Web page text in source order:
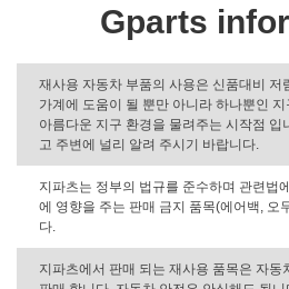
Gparts
재사용 자동차 부품의 사용은 신품대비 저
가계에 도움이 될 뿐만 아니라 하나뿐인
아름다운 지구 환경을 물려주는 시작점 입
고 주변에 널리 알려 주시기 바랍니다.
지파츠는 정부의 법규를 준수하며 관련법
에 영향을 주는 판매 금지 품목(에어백, 오
다.
지파츠에서 판매 되는 재사용 품목은 자